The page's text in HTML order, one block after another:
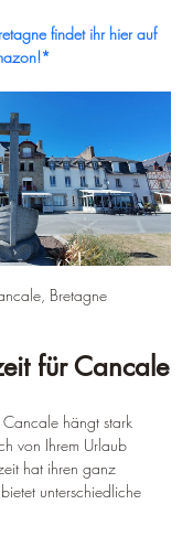
findet ihr hier auf
Bretagne
für Cancale
Cancale hängt stark
von Ihrem Urlaub
hat ihren ganz
unterschiedliche